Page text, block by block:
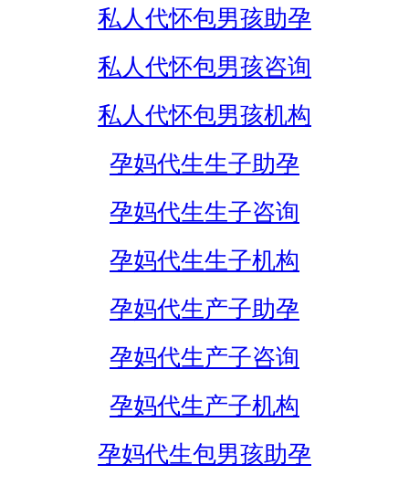
私人代怀包男孩助孕
私人代怀包男孩咨询
私人代怀包男孩机构
孕妈代生生子助孕
孕妈代生生子咨询
孕妈代生生子机构
孕妈代生产子助孕
孕妈代生产子咨询
孕妈代生产子机构
孕妈代生包男孩助孕